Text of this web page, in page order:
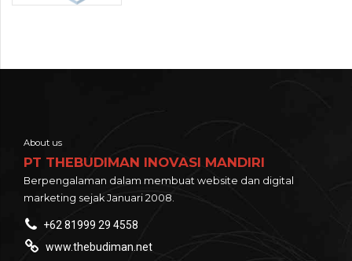
About us
PT THEBUDIMAN INOVASI MANDIRI
Berpengalaman dalam membuat website dan digital
marketing sejak Januari 2008.
+62 81999 29 4558
www.thebudiman.net